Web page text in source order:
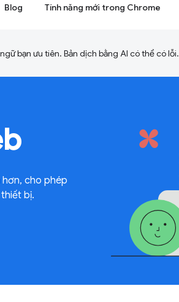
Blog Tính năng mới trong Chrome
bạn ưu tiên. Bản dịch bằng AI có thể có lỗi.
cho phép
bị.